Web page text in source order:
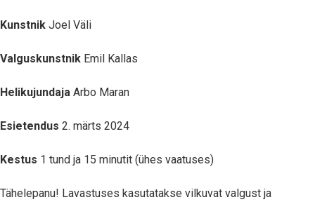
Kunstnik Joel Väli
Valguskunstnik Emil Kallas
Helikujundaja Arbo Maran
Esietendus 2. märts 2024
Kestus 1 tund ja 15 minutit (ühes vaatuses)
Tähelepanu! Lavastuses kasutatakse vilkuvat valgust ja